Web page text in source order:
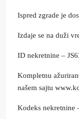
Ispred zgrade je
Izdaje se na duži
ID nekretnine –
Kompletnu
našem sajtu
Kodeks nekretnine